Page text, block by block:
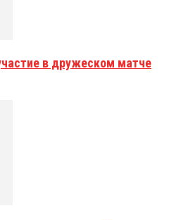
в дружеском матче